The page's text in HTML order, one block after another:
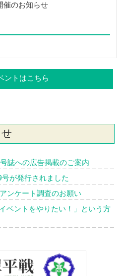
高45回）】 第2回 翠嵐高校45
案内
催のお知らせ
ントはこちら
誌への広告掲載のご案内
が発行されました
ンケート調査のお願い
ベントをやりたい！」という方